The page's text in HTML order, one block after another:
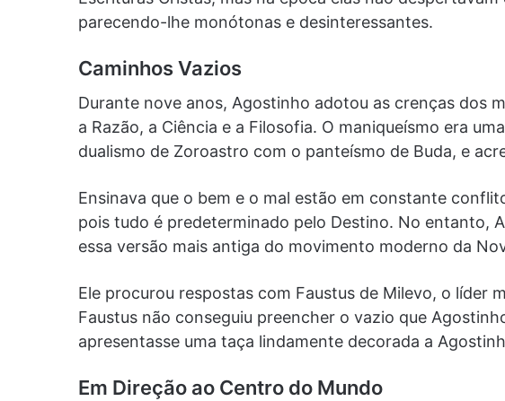
parecendo-lhe monótonas e desinteressantes.
Caminhos Vazios
Durante nove anos, Agostinho adotou as crenças dos
a Razão, a Ciência e a Filosofia. O maniqueísmo era
dualismo de Zoroastro com o panteísmo de Buda, e
Ensinava que o bem e o mal estão em constante
pois tudo é predeterminado pelo Destino. No entanto,
essa versão mais antiga do movimento moderno da
Ele procurou respostas com Faustus de Milevo, o líder
Faustus não conseguiu preencher o vazio que
apresentasse uma taça lindamente decorada a
Em Direção ao Centro do Mundo